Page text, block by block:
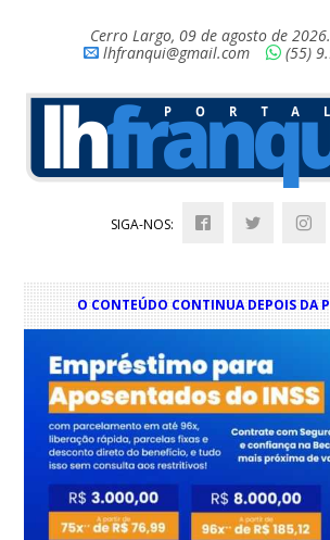
Cerro Largo, 09 de agosto de
lhfranqui@gmail.com
(55)
SIGA-NOS:
O CONTEÚDO CONTINUA DEPOIS DA